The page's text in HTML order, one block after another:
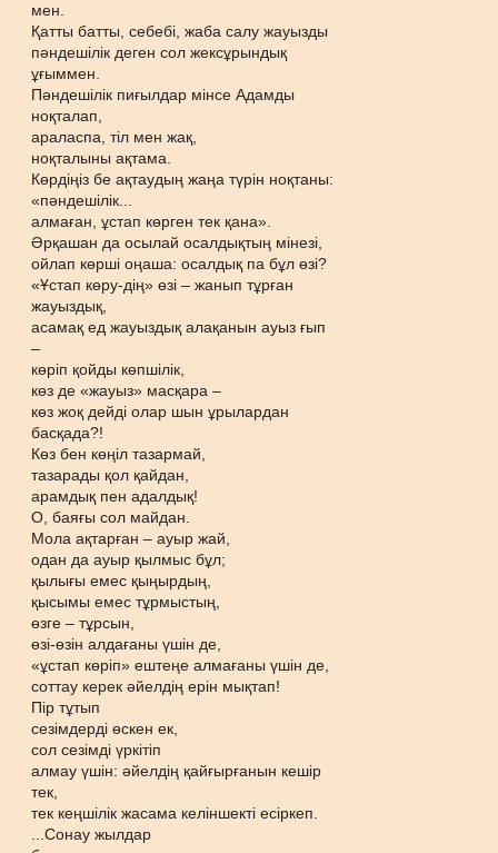
мен.
Қатты батты, себебі, жаба салу жауызды
пәндешілік деген сол жексұрындық
ұғыммен.
Пәндешілік пиғылдар мінсе Адамды
ноқталап,
араласпа, тіл мен жақ,
ноқталыны ақтама.
Көрдіңіз бе ақтаудың жаңа түрін ноқтаны:
«пәндешілік...
алмаған, ұстап көрген тек қана».
Әрқашан да осылай осалдықтың мінезі,
ойлап көрші оңаша: осалдық па бұл өзі?
«Ұстап көру-дің» өзі – жанып тұрған
жауыздық,
асамақ ед жауыздық алақанын ауыз ғып
–
көріп қойды көпшілік,
көз де «жауыз» масқара –
көз жоқ дейді олар шын ұрылардан
басқада?!
Көз бен көңіл тазармай,
тазарады қол қайдан,
арамдық пен адалдық!
О, баяғы сол майдан.
Мола ақтарған – ауыр жай,
одан да ауыр қылмыс бұл;
қылығы емес қыңырдың,
қысымы емес тұрмыстың,
өзге – тұрсын,
өзі-өзін алдағаны үшін де,
«ұстап көріп» ештеңе алмағаны үшін де,
соттау керек әйелдің ерін мықтап!
Пір тұтып
сезімдерді өскен ек,
сол сезімді үркітіп
алмау үшін: әйелдің қайғырғанын кешір
тек,
тек кеңшілік жасама келіншекті есіркеп.
...Сонау жылдар